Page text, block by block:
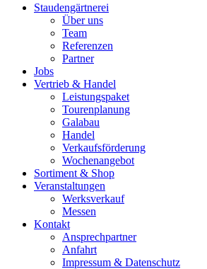
Staudengärtnerei
Über uns
Team
Referenzen
Partner
Jobs
Vertrieb & Handel
Leistungspaket
Tourenplanung
Galabau
Handel
Verkaufsförderung
Wochenangebot
Sortiment & Shop
Veranstaltungen
Werksverkauf
Messen
Kontakt
Ansprechpartner
Anfahrt
Impressum & Datenschutz